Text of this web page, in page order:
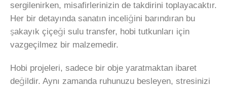
sergilenirken, misafirlerinizin de takdirini toplayacaktır.
Her bir detayında sanatın inceliğini barındıran bu
şakayık çiçeği sulu transfer, hobi tutkunları için
vazgeçilmez bir malzemedir.
Hobi projeleri, sadece bir obje yaratmaktan ibaret
değildir. Aynı zamanda ruhunuzu besleyen, stresinizi